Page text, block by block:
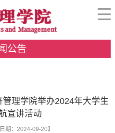
公告
理学院举办2024年大学生
宣讲活动
期：2024-09-20】